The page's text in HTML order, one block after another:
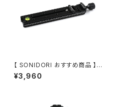
【 SONIDORI おすすめ商品 】ク
イックスライドプレート 200mm
¥3,960